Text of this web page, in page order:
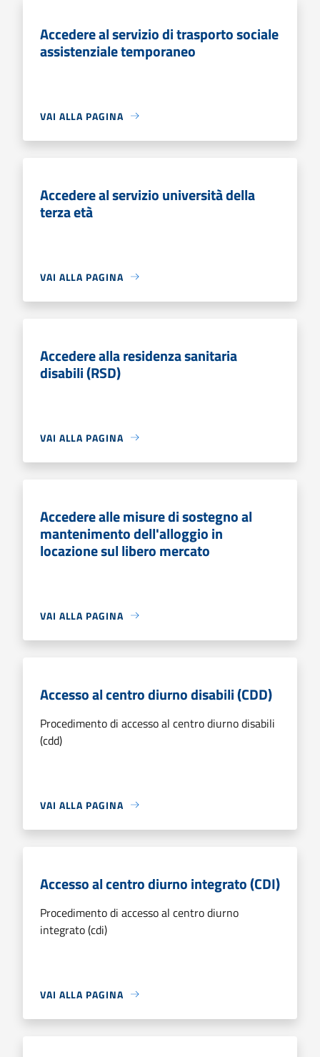
Accedere al servizio di trasporto sociale
assistenziale temporaneo
VAI ALLA PAGINA
Accedere al servizio università della
terza età
VAI ALLA PAGINA
Accedere alla residenza sanitaria
disabili (RSD)
VAI ALLA PAGINA
Accedere alle misure di sostegno al
mantenimento dell'alloggio in
locazione sul libero mercato
VAI ALLA PAGINA
Accesso al centro diurno disabili (CDD)
Procedimento di accesso al centro diurno disabili
(cdd)
VAI ALLA PAGINA
Accesso al centro diurno integrato (CDI)
Procedimento di accesso al centro diurno
integrato (cdi)
VAI ALLA PAGINA